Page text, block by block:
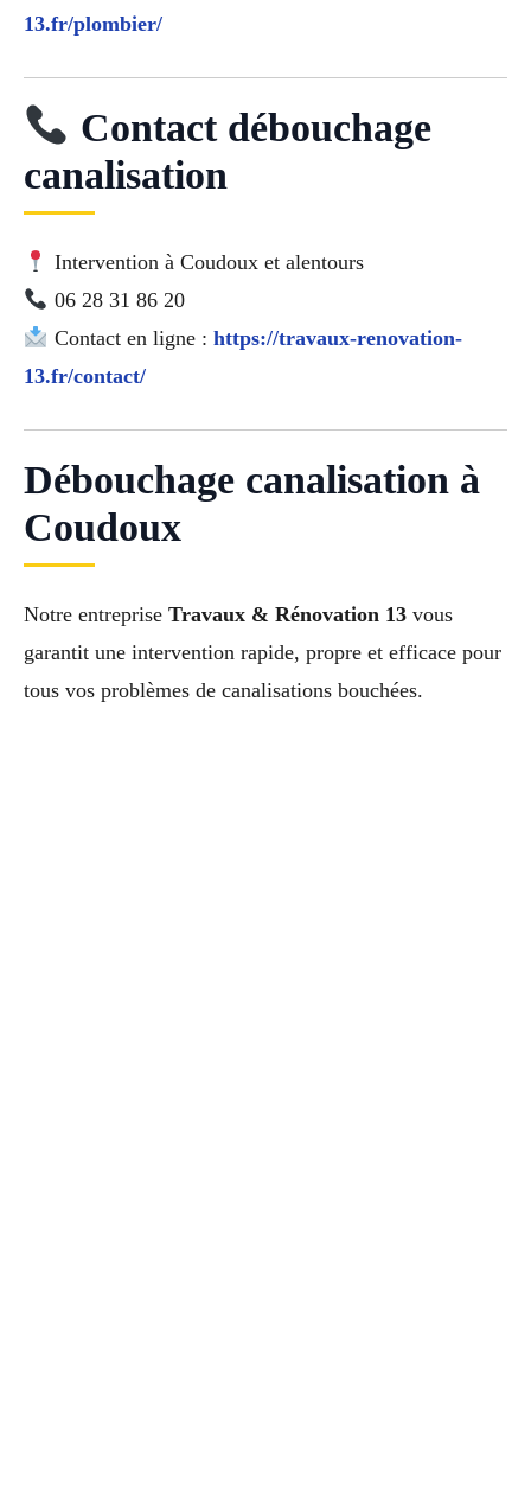
13.fr/plombier/
Contact débouchage
canalisation
Intervention à Coudoux et alentours
06 28 31 86 20
Contact en ligne : https://travaux-renovation-
13.fr/contact/
Débouchage canalisation à
Coudoux
Notre entreprise Travaux & Rénovation 13 vous
garantit une intervention rapide, propre et efficace pour
tous vos problèmes de canalisations bouchées.